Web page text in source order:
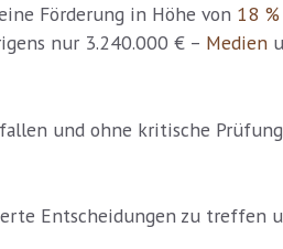
Förderung in Höhe von 18
nur 3.240.000 € – Medien
und ohne kritische
Entscheidungen zu treffen